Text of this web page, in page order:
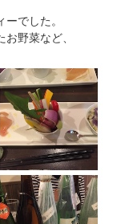
でした。
野菜など、